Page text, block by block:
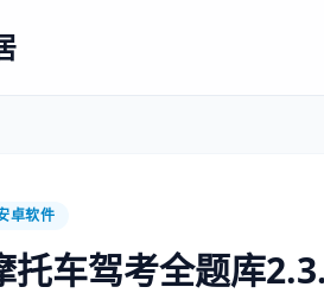
卓软件
托车驾考全题库